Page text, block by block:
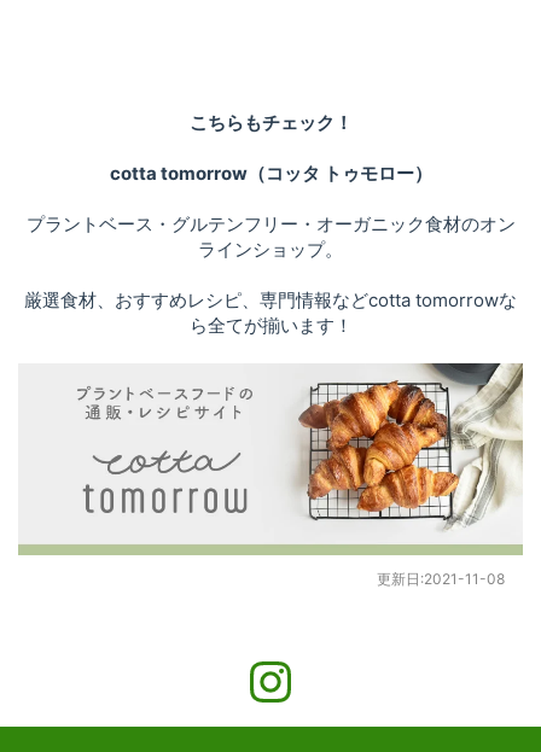
こちらもチェック！
cotta tomorrow（コッタ トゥモロー）
プラントベース・グルテンフリー・オーガニック食材のオン
ラインショップ。
厳選食材、おすすめレシピ、専門情報などcotta tomorrowな
ら全てが揃います！
更新日:2021-11-08